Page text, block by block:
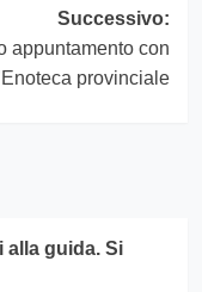
Successivo:
appuntamento con
provinciale
alla guida. Si